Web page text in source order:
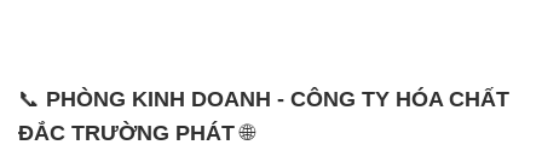
📞 PHÒNG KINH DOANH - CÔNG TY HÓA CHẤT
ĐẮC TRƯỜNG PHÁT🌐